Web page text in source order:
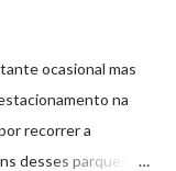
ocasional mas
na
recorrer a
desses parques de